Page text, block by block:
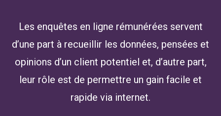
Les enquêtes en ligne rémunérées servent
d’une part à recueillir les données, pensées et
opinions d’un client potentiel et, d’autre part,
leur rôle est de permettre un gain facile et
rapide via internet.